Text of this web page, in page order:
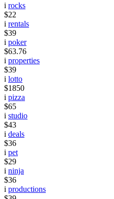
i rocks
$22
i rentals
$39
i poker
$63.76
i properties
$39
i lotto
$1850
i pizza
$65
i studio
$43
i deals
$36
i pet
$29
i ninja
$36
i productions